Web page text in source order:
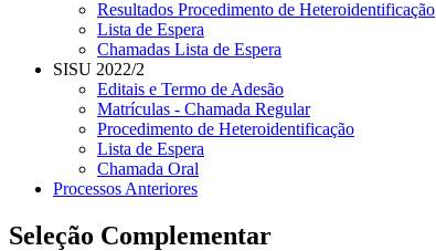
Resultados Procedimento de Heteroidentificação
Lista de Espera
Chamadas Lista de Espera
SISU 2022/2
Editais e Termo de Adesão
Matrículas - Chamada Regular
Procedimento de Heteroidentificação
Lista de Espera
Chamada Oral
Processos Anteriores
Seleção Complementar